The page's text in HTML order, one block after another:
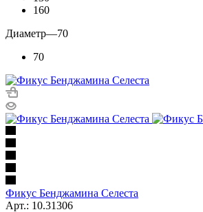
160
Диаметр—70
70
Фикус Бенджамина Селеста
Арт.: 10.31306